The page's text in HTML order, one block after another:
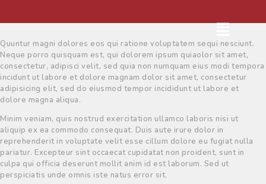
Quuntur magni dolores eos qui ratione voluptatem sequi nesciunt.
Neque porro quisquam est, qui dolorem ipsum quiaolor sit amet,
consectetur, adipisci velit, sed quia non numquam eius modi tempora
incidunt ut labore et dolore magnam dolor sit amet, consectetur
adipisicing elit, sed do eiusmod tempor incididunt ut labore et
dolore magna aliqua.
Minim veniam, quis nostrud exercitation ullamco laboris nisi ut
aliquip ex ea commodo consequat. Duis aute irure dolor in
reprehenderit in voluptate velit esse cillum dolore eu fugiat nulla
pariatur. Excepteur sint occaecat cupidatat non proident, sunt in
culpa qui officia deserunt mollit anim id est laborum. Sed ut
perspiciatis unde omnis iste natus error sit.